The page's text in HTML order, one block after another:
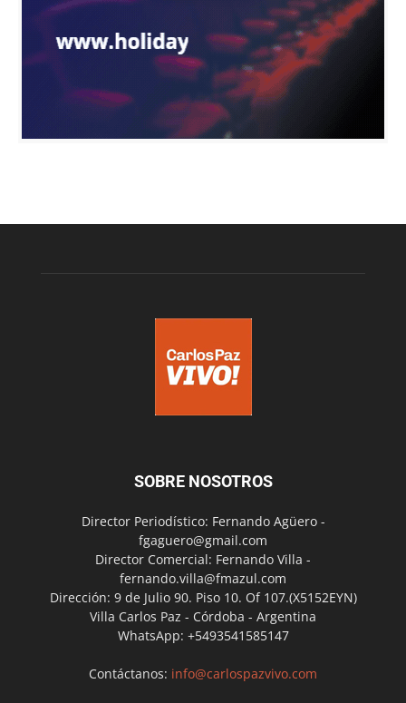
SOBRE NOSOTROS
Director Periodístico: Fernando Agüero -
fgaguero@gmail.com
Director Comercial: Fernando Villa -
fernando.villa@fmazul.com
Dirección: 9 de Julio 90. Piso 10. Of 107.(X5152EYN)
Villa Carlos Paz - Córdoba - Argentina
WhatsApp: +5493541585147
Contáctanos: info@carlospazvivo.com